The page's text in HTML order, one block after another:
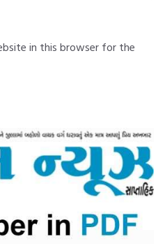
in this browser for the